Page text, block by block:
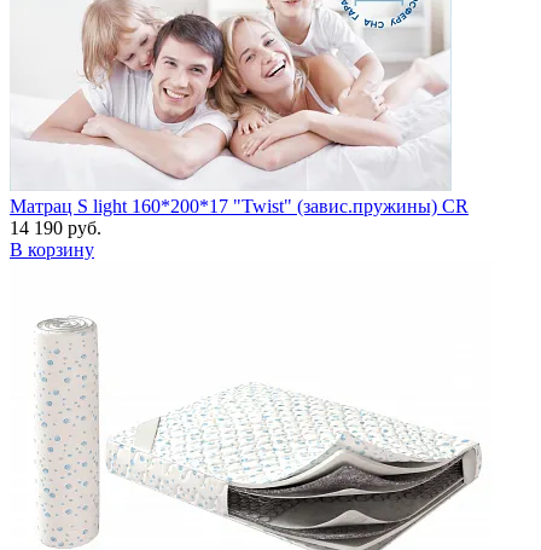
Матрац S light 160*200*17 "Twist" (завис.пружины) CR
14 190 руб.
В корзину